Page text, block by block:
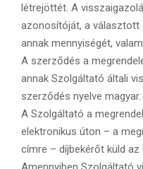
létrejöttét. A
azonosítóját, a választott
annak mennyiségét,
A szerződés a
annak Szolgáltató általi
szerződés nyelve magyar.
A Szolgáltató a
elektronikus úton – a
címre – díjbekérőt küld az